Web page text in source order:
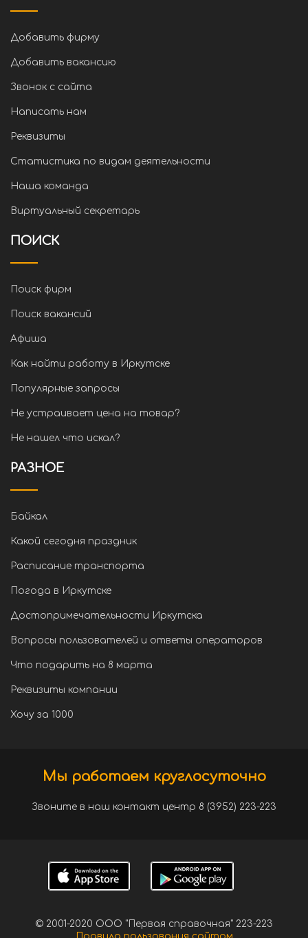
Добавить фирму
Добавить вакансию
Звонок с сайта
Написать нам
Реквизиты
Статистика по видам деятельности
Наша команда
Виртуальный секретарь
ПОИСК
Поиск фирм
Поиск вакансий
Афиша
Как найти работу в Иркутске
Популярные запросы
Не устраивает цена на товар?
Не нашел что искал?
РАЗНОЕ
Байкал
Какой сегодня праздник
Расписание транспорта
Погода в Иркутске
Достопримечательности Иркутска
Вопросы пользователей и ответы операторов
Что подарить на 8 марта
Реквизиты компании
Хочу за 1000
Мы работаем круглосуточно
Звоните в наш контакт центр 8 (3952) 223-223
© 2001-2020 ООО "Первая справочная" 223-223